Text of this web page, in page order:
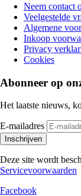
Neem contact
Veelgestelde
Algemene
Inkoop
Privacy
Cookies
Abonneer op
Het laatste nieuws,
E-mailadres
Inschrijven
Deze site wordt
Servicevoorwaarden
Facebook